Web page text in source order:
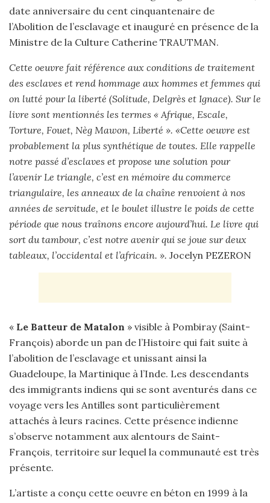
date anniversaire du cent cinquantenaire de
l’Abolition de l’esclavage et inauguré en présence de la
Ministre de la Culture Catherine TRAUTMAN.
Cette oeuvre fait référence aux conditions de traitement
des esclaves et rend hommage aux hommes et femmes qui
on lutté pour la liberté (Solitude, Delgrès et Ignace). Sur le
livre sont mentionnés les termes « Afrique, Escale,
Torture, Fouet, Nèg Mawon, Liberté ». «Cette oeuvre est
probablement la plus synthétique de toutes. Elle rappelle
notre passé d’esclaves et propose une solution pour
l’avenir Le triangle, c’est en mémoire du commerce
triangulaire, les anneaux de la chaîne renvoient à nos
années de servitude, et le boulet illustre le poids de cette
période que nous traînons encore aujourd’hui. Le livre qui
sort du tambour, c’est notre avenir qui se joue sur deux
tableaux, l’occidental et l’africain. ». Jocelyn PEZERON
« Le Batteur de Matalon » visible à Pombiray (Saint-
François) aborde un pan de l’Histoire qui fait suite à
l’abolition de l’esclavage et unissant ainsi la
Guadeloupe, la Martinique à l’Inde. Les descendants
des immigrants indiens qui se sont aventurés dans ce
voyage vers les Antilles sont particulièrement
attachés à leurs racines. Cette présence indienne
s’observe notamment aux alentours de Saint-
François, territoire sur lequel la communauté est très
présente.
L’artiste a conçu cette oeuvre en béton en 1999 à la